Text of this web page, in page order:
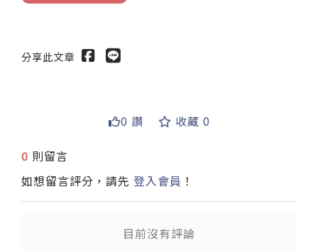
分享此文章
0 讚 收藏 0
0 則留言
如想留言評分，請先 登入會員 ！
目前沒有評論